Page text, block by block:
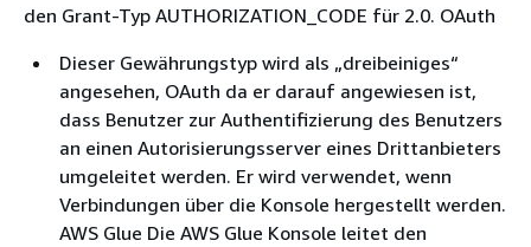
den Grant-Typ AUTHORIZATION_CODE für 2.0. OAuth
Dieser Gewährungstyp wird als „dreibeiniges“
angesehen, OAuth da er darauf angewiesen ist,
dass Benutzer zur Authentifizierung des Benutzers
an einen Autorisierungsserver eines Drittanbieters
umgeleitet werden. Er wird verwendet, wenn
Verbindungen über die Konsole hergestellt werden.
AWS Glue Die AWS Glue Konsole leitet den